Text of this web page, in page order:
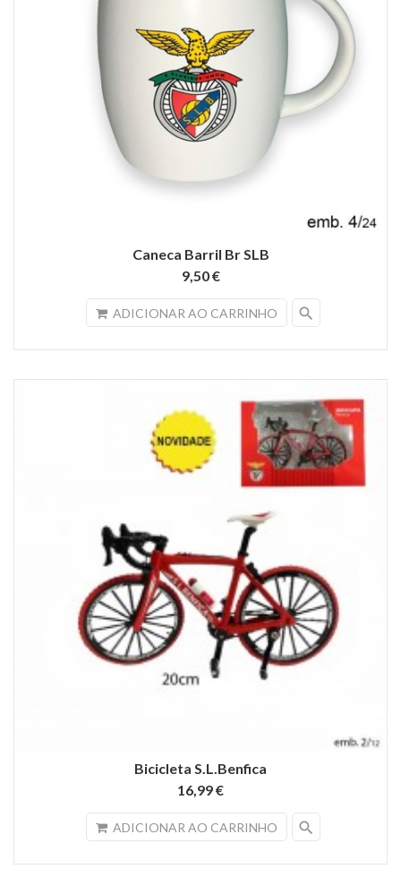
Caneca Barril Br SLB
9,50 €
ADICIONAR AO CARRINHO search
Bicicleta S.L.Benfica
16,99 €
ADICIONAR AO CARRINHO search